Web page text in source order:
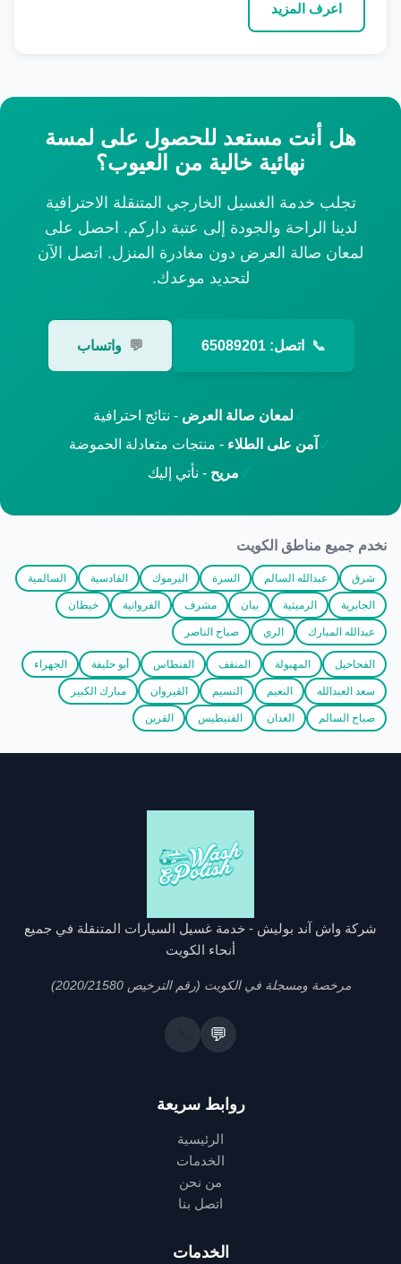
اعرف المزيد
هل أنت مستعد للحصول على لمسة
نهائية خالية من العيوب؟
تجلب خدمة الغسيل الخارجي المتنقلة الاحترافية
لدينا الراحة والجودة إلى عتبة داركم. احصل على
لمعان صالة العرض دون مغادرة المنزل. اتصل الآن
لتحديد موعدك.
📞 اتصل: 65089201 💬 واتساب
لمعان صالة العرض - نتائج احترافية
✓ آمن على الطلاء - منتجات متعادلة الحموضة
مريح - نأتي إليك
نخدم جميع مناطق الكويت
شرق عبدالله السالم السرة اليرموك القادسية السالمية
الجابرية الرميثية بيان مشرف الفروانية خيطان
عبدالله المبارك الري صباح الناصر
الفحاحيل المهبولة المنقف الفنطاس أبو حليفة الجهراء
سعد العبدالله النعيم النسيم القيروان مبارك الكبير
صباح السالم العدان الفنيطيس القرين
شركة واش آند بوليش - خدمة غسيل السيارات المتنقلة في جميع
أنحاء الكويت
مرخصة ومسجلة في الكويت (رقم الترخيص 2020/21580)
💬
روابط سريعة
الرئيسية
الخدمات
من نحن
اتصل بنا
الخدمات